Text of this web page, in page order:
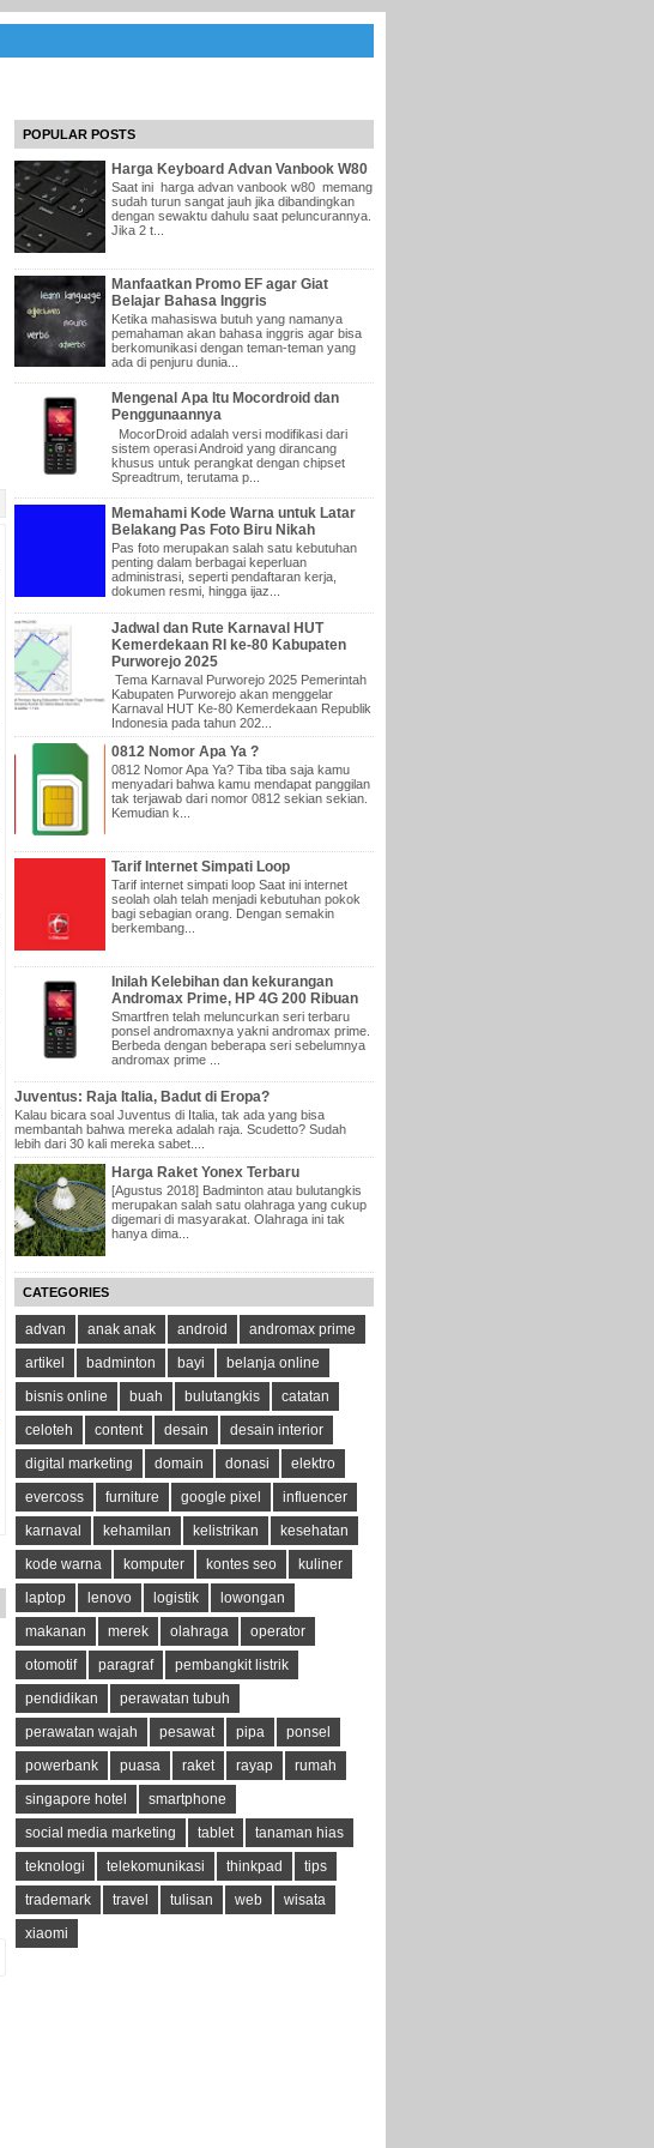
POPULAR POSTS
Harga Keyboard Advan Vanbook W80
Saat ini harga advan vanbook w80 memang
sudah turun sangat jauh jika dibandingkan
dengan sewaktu dahulu saat peluncurannya.
Jika 2 t...
Manfaatkan Promo EF agar Giat
Belajar Bahasa Inggris
Ketika mahasiswa butuh yang namanya
pemahaman akan bahasa inggris agar bisa
berkomunikasi dengan teman-teman yang
ada di penjuru dunia...
Mengenal Apa Itu Mocordroid dan
Penggunaannya
MocorDroid adalah versi modifikasi dari
sistem operasi Android yang dirancang
khusus untuk perangkat dengan chipset
Spreadtrum, terutama p...
Memahami Kode Warna untuk Latar
Belakang Pas Foto Biru Nikah
Pas foto merupakan salah satu kebutuhan
penting dalam berbagai keperluan
administrasi, seperti pendaftaran kerja,
dokumen resmi, hingga ijaz...
Jadwal dan Rute Karnaval HUT
Kemerdekaan RI ke-80 Kabupaten
Purworejo 2025
Tema Karnaval Purworejo 2025 Pemerintah
Kabupaten Purworejo akan menggelar
Karnaval HUT Ke-80 Kemerdekaan Republik
Indonesia pada tahun 202...
0812 Nomor Apa Ya ?
0812 Nomor Apa Ya? Tiba tiba saja kamu
menyadari bahwa kamu mendapat panggilan
tak terjawab dari nomor 0812 sekian sekian.
Kemudian k...
Tarif Internet Simpati Loop
Tarif internet simpati loop Saat ini internet
seolah olah telah menjadi kebutuhan pokok
bagi sebagian orang. Dengan semakin
berkembang...
Inilah Kelebihan dan kekurangan
Andromax Prime, HP 4G 200 Ribuan
Smartfren telah meluncurkan seri terbaru
ponsel andromaxnya yakni andromax prime.
Berbeda dengan beberapa seri sebelumnya
andromax prime ...
Juventus: Raja Italia, Badut di Eropa?
Kalau bicara soal Juventus di Italia, tak ada yang bisa
membantah bahwa mereka adalah raja. Scudetto? Sudah
lebih dari 30 kali mereka sabet....
Harga Raket Yonex Terbaru
[Agustus 2018] Badminton atau bulutangkis
merupakan salah satu olahraga yang cukup
digemari di masyarakat. Olahraga ini tak
hanya dima...
CATEGORIES
advan anak anak android
andromax prime
artikel
badminton bayi
belanja online
bisnis online
buah bulutangkis
catatan
celoteh
content desain
desain interior
digital marketing
domain donasi
elektro
evercoss
furniture google pixel
influencer
karnaval
kehamilan kelistrikan
kesehatan
kode warna
komputer kontes seo
kuliner
laptop
lenovo logistik
lowongan
makanan
merek olahraga
operator
otomotif
paragraf
pembangkit listrik
pendidikan
perawatan tubuh
perawatan wajah
pesawat pipa
ponsel
powerbank
puasa raket rayap
rumah
singapore hotel
smartphone
social media marketing
tablet
tanaman hias
teknologi
telekomunikasi thinkpad
tips
trademark
travel tulisan web
wisata
xiaomi